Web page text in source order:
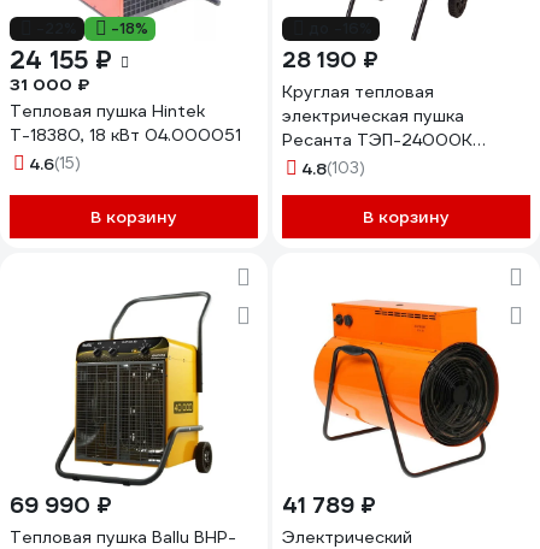
-18%
24 155 ₽
31 000 ₽
Тепловая пушка Hintek
Т-18380, 18 кВт 04.000051
4.6(15)
В корзину
28 190 ₽
Круглая тепловая
электрическая пушка
Ресанта ТЭП-24000К
67/1/26
4.8(103)
В корзину
69 990 ₽
Тепловая пушка Ballu BHP-
41 789 ₽
Электрический